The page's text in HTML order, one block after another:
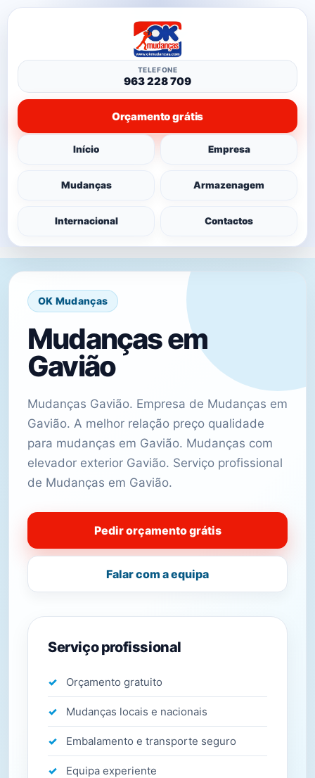
Início Empresa
Mudanças Armazenagem
Internacional Contactos
TELEFONE
963 228 709
Orçamento grátis
OK Mudanças
Mudanças em
Gavião
Mudanças Gavião. Empresa de Mudanças em
Gavião. A melhor relação preço qualidade
para mudanças em Gavião. Mudanças com
elevador exterior Gavião. Serviço profissional
de Mudanças em Gavião.
Pedir orçamento grátis
Falar com a equipa
Serviço profissional
Orçamento gratuito
Mudanças locais e nacionais
Embalamento e transporte seguro
Equipa experiente